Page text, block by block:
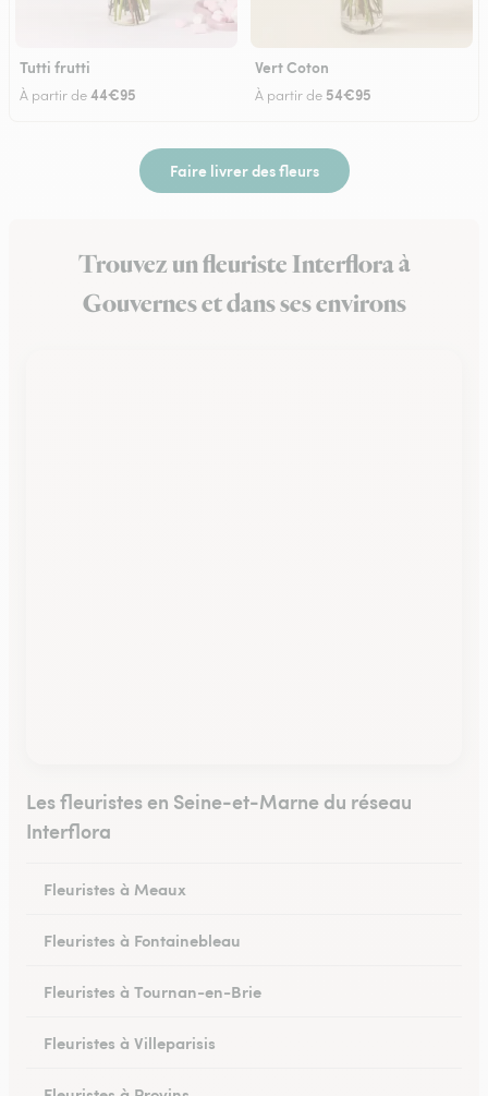
Tutti frutti
À partir de44€95
Vert Coton
À partir de 54€95
Faire livrer des fleurs
Trouvez un fleuriste Interflora à
Gouvernes et dans ses environs
Les fleuristes en Seine-et-Marne du réseau
Interflora
Fleuristes à Meaux
Fleuristes à Fontainebleau
Fleuristes à Tournan-en-Brie
Fleuristes à Villeparisis